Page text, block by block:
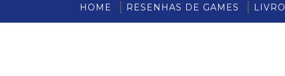
HOME RESENHAS DE GAMES